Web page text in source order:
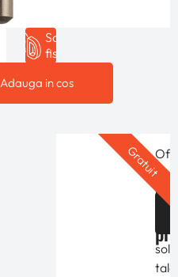
Adauga in cos
Solicita
fisa 3D
de
in
de
tale
Gratuit